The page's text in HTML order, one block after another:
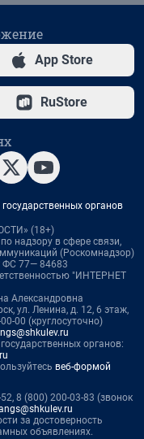
App Store
RuStore
органов
(18+)
надзору в сфере связи,
(Роскомнадзор)
ФС 77— 84683
"ИНТЕРНЕТ
Александровна
ул. Ленина, д. 12, 6 этаж,
00 (круглосуточно)
ngs@shkulev.ru
органов:
веб-формой
8 (800) 200-03-83 (звонок
за достоверность
объявлениях.